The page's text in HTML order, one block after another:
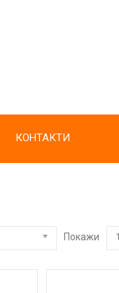
КОНТАКТИ
Покажи